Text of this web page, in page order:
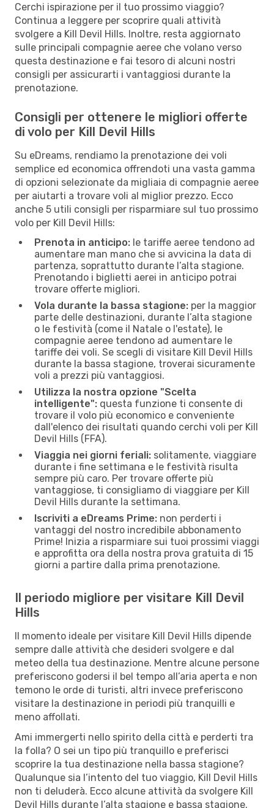
Cerchi ispirazione per il tuo prossimo viaggio?
Continua a leggere per scoprire quali attività
svolgere a Kill Devil Hills. Inoltre, resta aggiornato
sulle principali compagnie aeree che volano verso
questa destinazione e fai tesoro di alcuni nostri
consigli per assicurarti i vantaggiosi durante la
prenotazione.
Consigli per ottenere le migliori offerte
di volo per Kill Devil Hills
Su eDreams, rendiamo la prenotazione dei voli
semplice ed economica offrendoti una vasta gamma
di opzioni selezionate da migliaia di compagnie aeree
per aiutarti a trovare voli al miglior prezzo. Ecco
anche 5 utili consigli per risparmiare sul tuo prossimo
volo per Kill Devil Hills:
Prenota in anticipo: le tariffe aeree tendono ad
aumentare man mano che si avvicina la data di
partenza, soprattutto durante l’alta stagione.
Prenotando i biglietti aerei in anticipo potrai
trovare offerte migliori.
Vola durante la bassa stagione: per la maggior
parte delle destinazioni, durante l’alta stagione
o le festività (come il Natale o l'estate), le
compagnie aeree tendono ad aumentare le
tariffe dei voli. Se scegli di visitare Kill Devil Hills
durante la bassa stagione, troverai sicuramente
voli a prezzi più vantaggiosi.
Utilizza la nostra opzione "Scelta
intelligente": questa funzione ti consente di
trovare il volo più economico e conveniente
dall'elenco dei risultati quando cerchi voli per Kill
Devil Hills (FFA).
Viaggia nei giorni feriali: solitamente, viaggiare
durante i fine settimana e le festività risulta
sempre più caro. Per trovare offerte più
vantaggiose, ti consigliamo di viaggiare per Kill
Devil Hills durante la settimana.
Iscriviti a eDreams Prime: non perderti i
vantaggi del nostro incredibile abbonamento
Prime! Inizia a risparmiare sui tuoi prossimi viaggi
e approfitta ora della nostra prova gratuita di 15
giorni a partire dalla prima prenotazione.
Il periodo migliore per visitare Kill Devil
Hills
Il momento ideale per visitare Kill Devil Hills dipende
sempre dalle attività che desideri svolgere e dal
meteo della tua destinazione. Mentre alcune persone
preferiscono godersi il bel tempo all’aria aperta e non
temono le orde di turisti, altri invece preferiscono
visitare la destinazione in periodi più tranquilli e
meno affollati.
Ami immergerti nello spirito della città e perderti tra
la folla? O sei un tipo più tranquillo e preferisci
scoprire la tua destinazione nella bassa stagione?
Qualunque sia l’intento del tuo viaggio, Kill Devil Hills
non ti deluderà. Ecco alcune attività da svolgere Kill
Devil Hills durante l’alta stagione e bassa stagione.